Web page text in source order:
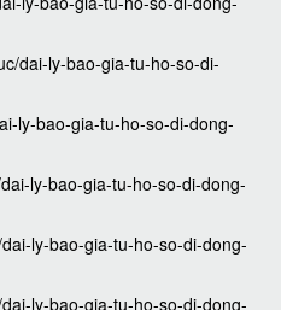
dai-ly-bao-gia-tu-ho-so-di-
ly-bao-gia-tu-ho-so-di-dong-
ly-bao-gia-tu-ho-so-di-dong-
ly-bao-gia-tu-ho-so-di-dong-
ly-bao-gia-tu-ho-so-di-dong-